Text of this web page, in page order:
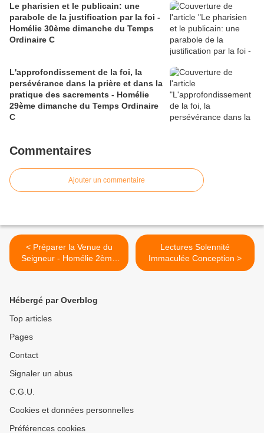
Le pharisien et le publicain: une
parabole de la justification par la foi -
Homélie 30ème dimanche du Temps
Ordinaire C
L'approfondissement de la foi, la
persévérance dans la prière et dans la
pratique des sacrements - Homélie
29ème dimanche du Temps Ordinaire
C
Commentaires
Ajouter un commentaire
< Préparer la Venue du
Seigneur - Homélie 2ème
dimanche de l'Avent C
Lectures Solennité
Immaculée Conception >
Hébergé par Overblog
Top articles
Pages
Contact
Signaler un abus
C.G.U.
Cookies et données personnelles
Préférences cookies